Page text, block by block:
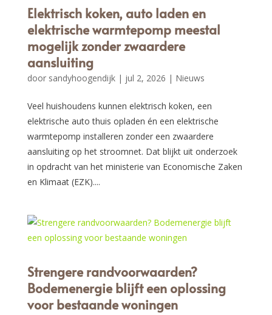
Elektrisch koken, auto laden en
elektrische warmtepomp meestal
mogelijk zonder zwaardere
aansluiting
door sandyhoogendijk| jul 2, 2026 | Nieuws
Veel huishoudens kunnen elektrisch koken, een
elektrische auto thuis opladen én een elektrische
warmtepomp installeren zonder een zwaardere
aansluiting op het stroomnet. Dat blijkt uit onderzoek
in opdracht van het ministerie van Economische Zaken
en Klimaat (EZK)....
Strengere randvoorwaarden?
Bodemenergie blijft een oplossing
voor bestaande woningen